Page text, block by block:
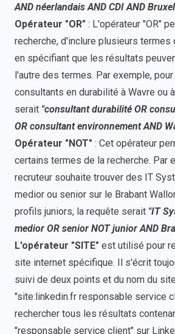
AND néerlandais AND CDI AND
Opérateur "OR" : L'opérateur "OR"
recherche, d'inclure plusieurs termes
en spécifiant que les résultats
l'autre des termes. Par exemple,
consultants en durabilité à Wavre ou
serait "consultant durabilité OR
OR consultant environnement AND
Opérateur "NOT" : Cet opérateur
certains termes de la recherche. Par
recruteur souhaite trouver des IT
medior ou senior sur le Brabant
profils juniors, la requête serait "IT
medior OR senior NOT junior AND
L'opérateur "SITE" est utilisé pour
site internet spécifique. Il s'écrit
suivi de deux points et du nom du
"site:linkedin.fr responsable service
rechercher tous les résultats
"responsable service client" sur